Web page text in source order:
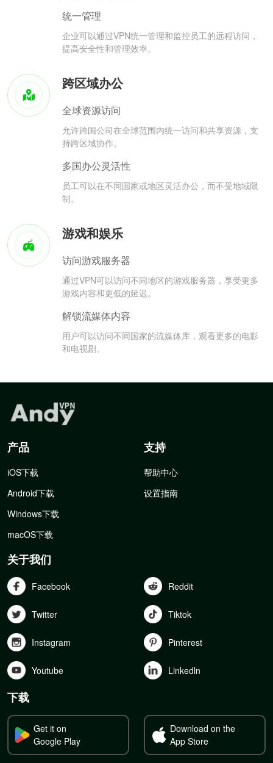
统一管理
企业可以通过VPN统一管理和监控员工的远程访问，
提高安全性和管理效率。
跨区域办公
全球资源访问
允许跨国公司在全球范围内统一访问和共享资源，支
持跨区域协作。
多国办公灵活性
员工可以在不同国家或地区灵活办公，而不受地域限
制。
游戏和娱乐
访问游戏服务器
通过VPN可以访问不同地区的游戏服务器，享受更多
游戏内容和更低的延迟。
解锁流媒体内容
用户可以访问不同国家的流媒体库，观看更多的电影
和电视剧。
产品
iOS下载
Android下载
Windows下载
macOS下载
支持
帮助中心
设置指南
关于我们
Facebook Reddit
Twitter Tiktok
Instagram Pinterest
Youtube Linkedln
下载
Get it on
Google Play
Download on the
App Store